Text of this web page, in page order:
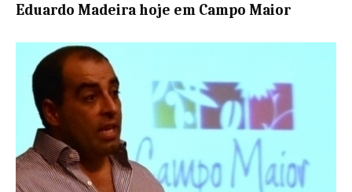
Eduardo Madeira hoje em Campo Maior